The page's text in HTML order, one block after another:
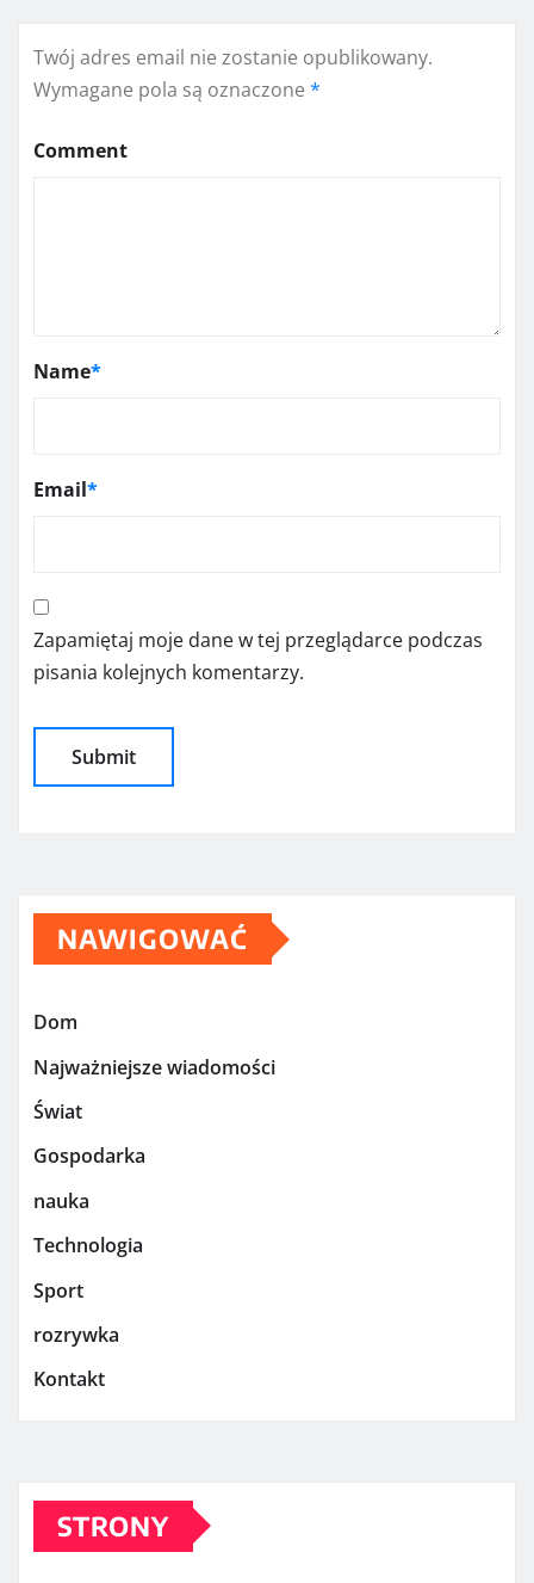
Twój adres email nie zostanie opublikowany.
Wymagane pola są oznaczone *
Comment
Name*
Email*
Zapamiętaj moje dane w tej przeglądarce podczas
pisania kolejnych komentarzy.
NAWIGOWAĆ
Dom
Najważniejsze wiadomości
Świat
Gospodarka
nauka
Technologia
Sport
rozrywka
Kontakt
STRONY